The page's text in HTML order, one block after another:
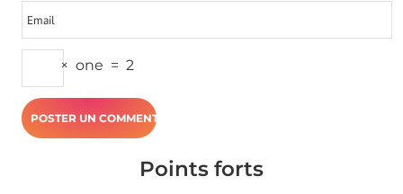
× one = 2
Points forts